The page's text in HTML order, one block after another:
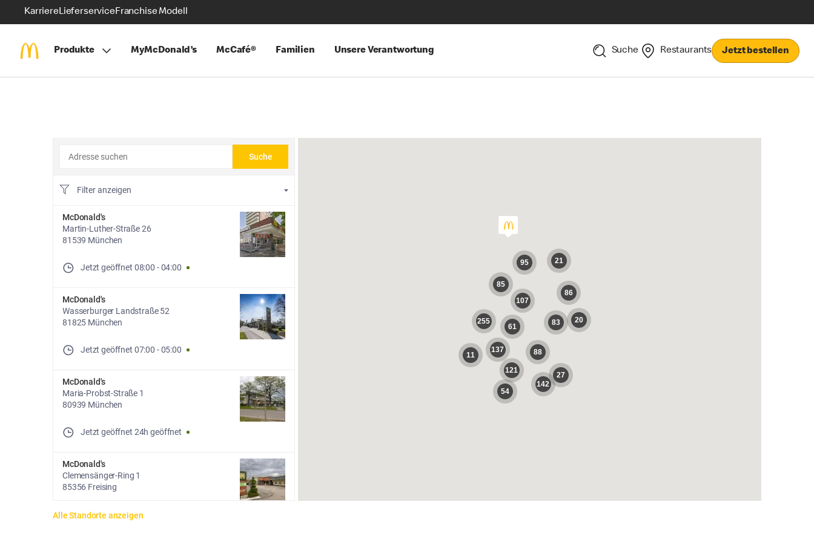
KarriereLieferserviceFranchise Modell
Produkte MyMcDonald’s McCafé® Familien Unsere Verantwortung Suche Restaurants Jetzt bestellen
Suche
Filter anzeigen
McDonald's
Martin-Luther-Straße 26
81539 München
Jetzt geöffnet 08:00 -04:00
McDonald's
Wasserburger Landstraße 52
81825 München
Jetzt geöffnet 07:00 -05:00
McDonald's
Maria-Probst-Straße 1
80939 München
Jetzt geöffnet 24h geöffnet
McDonald's
Clemensänger-Ring 1
85356 Freising
Jetzt geöffnet07:00
142
107
255 83
95
121
85
88
137
61
86
21
54
20
27
11
Alle Standorte anzeigen